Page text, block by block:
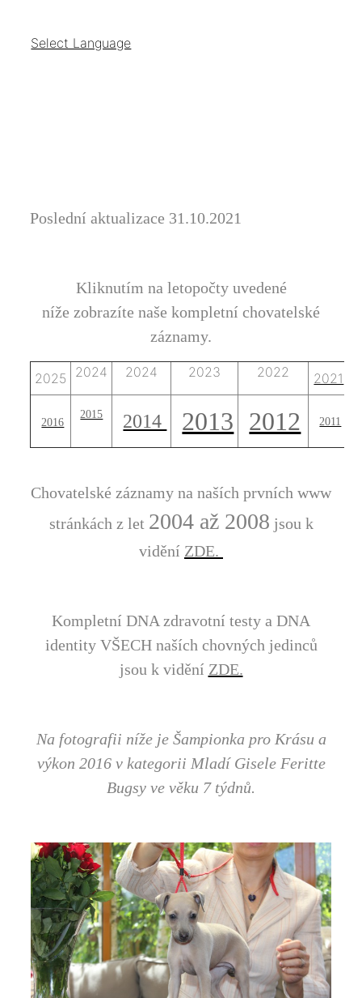
Select Language
Poslední aktualizace 31.10.2021
Kliknutím na letopočty uvedené
níže zobrazíte naše kompletní chovatelské
záznamy.
2025 2024 2024 2023 2022 2021
2016
2015 2014 2013 2012 2011
Chovatelské záznamy na naších prvních www
stránkách z let 2004 až 2008 jsou k
vidění ZDE.
Kompletní DNA zdravotní testy a DNA
identity VŠECHnaších chovných jedinců
jsou k vidění ZDE.
Na fotografii níže je Šampionka pro Krásu a
výkon 2016 v kategorii Mladí Gisele Feritte
Bugsy ve věku 7 týdnů.